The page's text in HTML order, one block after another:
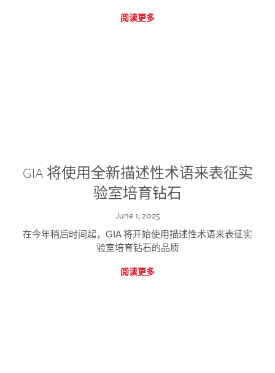
阅读更多
GIA 将使用全新描述性术语来表征实
验室培育钻石
June 1, 2025
在今年稍后时间起，GIA 将开始使用描述性术语来表征实
验室培育钻石的品质
阅读更多